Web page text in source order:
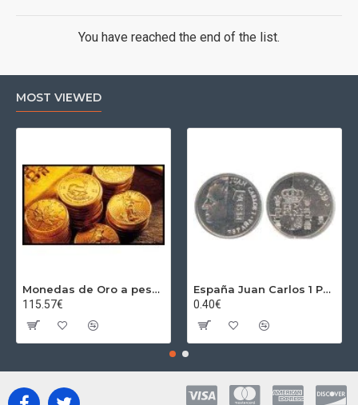
You have reached the end of the list.
MOST VIEWED
Monedas de Oro a peso por gramos al precio del día + 2,5% Au
115.57€
España Juan Carlos 1 Peseta JC 1989 Madrid ND
0.40€